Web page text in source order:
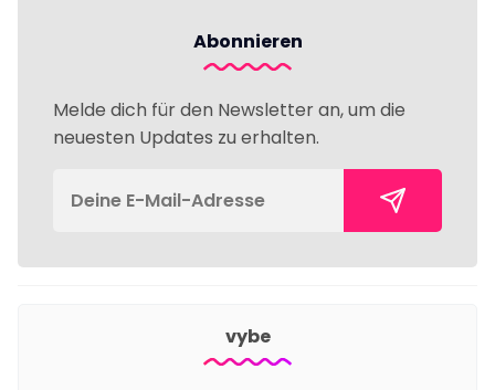
Abonnieren
Melde dich für den Newsletter an, um die
neuesten Updates zu erhalten.
vybe